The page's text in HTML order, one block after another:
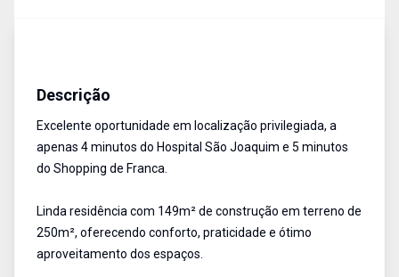
Descrição
Excelente oportunidade em localização privilegiada, a
apenas 4 minutos do Hospital São Joaquim e 5 minutos
do Shopping de Franca.
Linda residência com 149m² de construção em terreno de
250m², oferecendo conforto, praticidade e ótimo
aproveitamento dos espaços.